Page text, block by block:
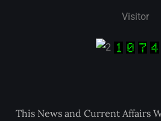
Visitor
This News and Current Affairs